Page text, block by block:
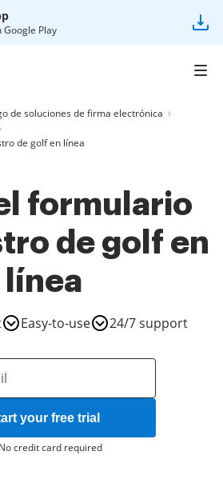
Google Play
de soluciones de firma electrónica
de golf en línea
formulario
de golf en
línea
Easy-to-use 24/7 support
your free trial
No credit card required